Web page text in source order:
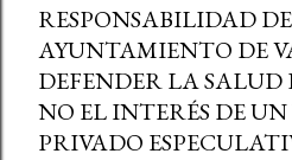
RESPONSABILIDAD
AYUNTAMIENTO DE
DEFENDER LA SALUD
NO EL INTERÉS DE
PRIVADO